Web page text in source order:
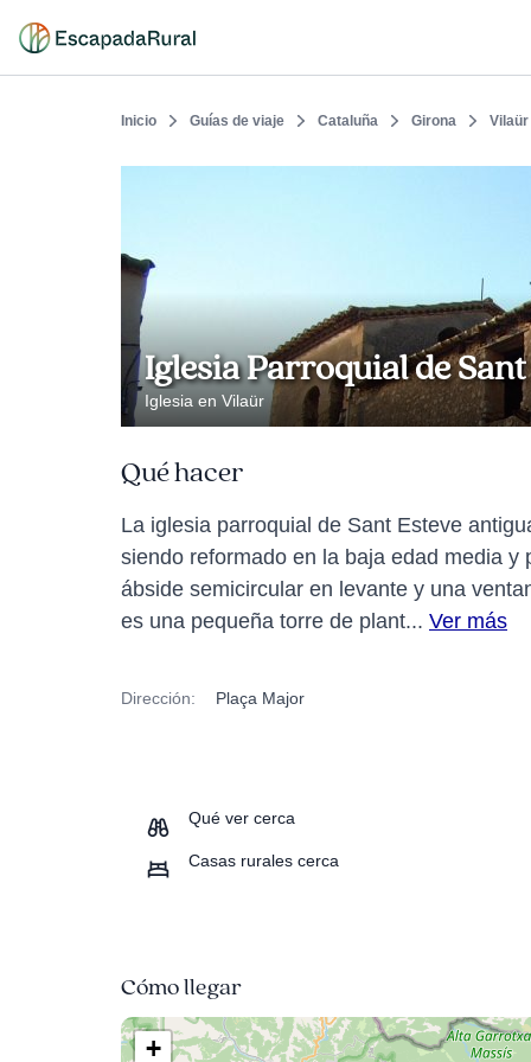
Inicio Guías de viaje Cataluña Girona Vilaür
Iglesia Parroquial de
Iglesia en Vilaür
Qué hacer
La iglesia parroquial de Sant Esteve
siendo reformado en la baja edad media
ábside semicircular en levante y una
es una pequeña torre de plant... Ver más
Dirección: Plaça Major
Qué ver cerca
Casas rurales cerca
Cómo llegar
+